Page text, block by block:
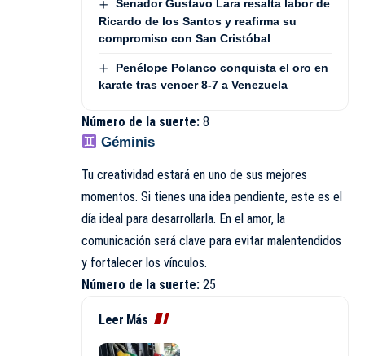
Senador Gustavo Lara resalta labor de
Ricardo de los Santos y reafirma su
compromiso con San Cristóbal
Penélope Polanco conquista el oro en
karate tras vencer 8-7 a Venezuela
Número de la suerte: 8
Géminis
Tu creatividad estará en uno de sus mejores
momentos. Si tienes una idea pendiente, este es el
día ideal para desarrollarla. En el amor, la
comunicación será clave para evitar malentendidos
y fortalecer los vínculos.
Número de la suerte: 25
Leer Más